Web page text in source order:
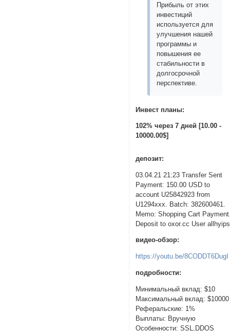
Прибыль от этих
инвестиций
используется для
улучшения нашей
программы и
повышения ее
стабильности в
долгосрочной
перспективе.
Инвест планы:
102% через 7 дней [10.00 -
10000.00$]
депозит:
03.04.21 21:23 Transfer Sent
Payment: 150.00 USD to
account U25842923 from
U1294xxx. Batch: 382600461.
Memo: Shopping Cart
Deposit to oxor.cc User
видео-обзор:
https://youtu.be/8CODDT6DugI
подробности:
Минимальный вклад: $10
Максимальный вклад: $10000
Реферальские: 1%
Выплаты: Вручную
Особенности: SSL,DDOS